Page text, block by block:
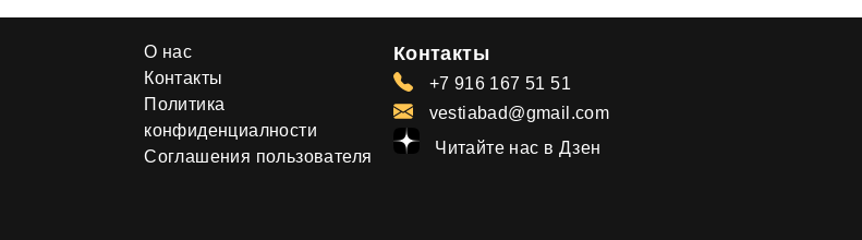
О нас
Контакты
Политика
конфиденциалности
Соглашения пользователя
Контакты
+7 916 167 51 51
vestiabad@gmail.com
Читайте нас в Дзен